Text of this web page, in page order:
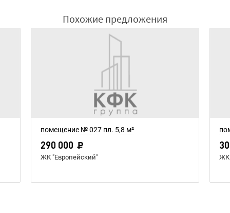
Похожие предложения
помещение № 027 пл. 5,8 м²
290 000
ЖК "Европейский" ЖК